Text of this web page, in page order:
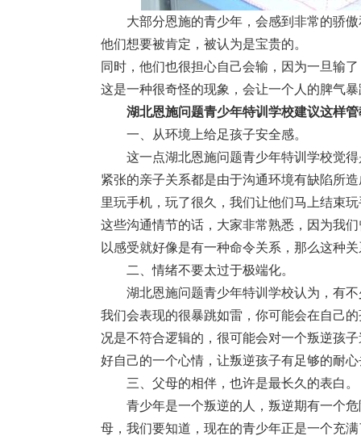
大部分恩施的青少年，会感到非常的骄
他们想要被肯定，被认为是宝贵的。
同时，他们也很担心自己会输，因为一旦输
这是一种很奇怪的现象，会让一个人的脾气
湖北恩施问题青少年特训学校建议这样
一、从环境上给足孩子安全感。
这一点湖北恩施问题青少年特训学校觉
紧张的亲子关系都是由于沟通环境有缺陷所
里玩手机，玩了很久，我们让他们马上结束
这些沟通情节的话，大家非常熟悉，因为我
以感受就好像是有一种命令关系，那么这种
二、情绪不要太过于极端化。
湖北恩施问题青少年特训学校认为，有
我们会表现的很暴跳如雷，你可能会在自己
况是不符合逻辑的，很可能会对一个叛逆孩
好自己的一个心情，让叛逆孩子有足够的耐
三、父母的相伴，也许是最长久的表白。
青少年是一个叛逆的人，叛逆期有一个
母，我们要知道，现在的青少年正是一个充